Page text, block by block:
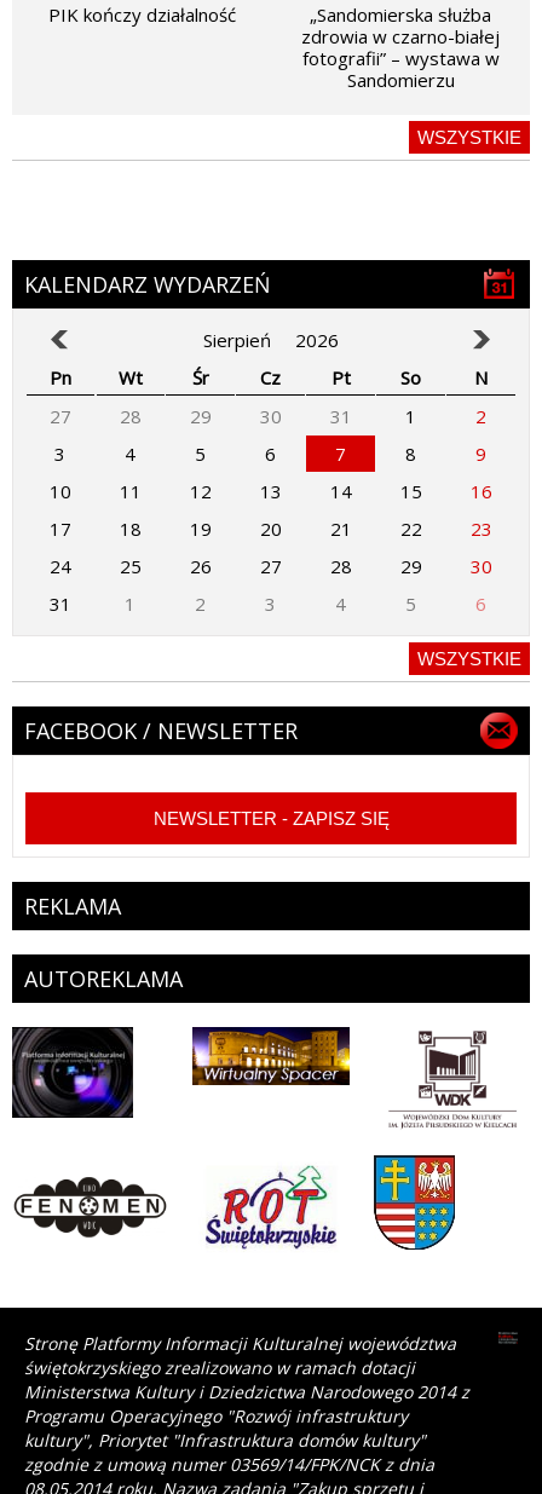
PIK kończy działalność
„Sandomierska służba
zdrowia w czarno-białej
fotografii” – wystawa w
Sandomierzu
WSZYSTKIE
KALENDARZ WYDARZEŃ
Sierpień
2026
Pn
Wt Śr Cz Pt So
N
27
28 29 30 31 1
2
3
4 5 6 7 8
9
10
11 12 13 14 15
16
17
18 19 20 21 22
23
24
25 26 27 28 29
30
31
1 2 3 4 5 6
WSZYSTKIE
FACEBOOK / NEWSLETTER
NEWSLETTER - ZAPISZ SIĘ
REKLAMA
AUTOREKLAMA
Stronę Platformy Informacji Kulturalnej województwa
świętokrzyskiego zrealizowano w ramach dotacji
Ministerstwa Kultury i Dziedzictwa Narodowego 2014 z
Programu Operacyjnego "Rozwój infrastruktury
kultury", Priorytet "Infrastruktura domów kultury"
zgodnie z umową numer 03569/14/FPK/NCK z dnia
08.05.2014 roku. Nazwa zadania "Zakup sprzętu i